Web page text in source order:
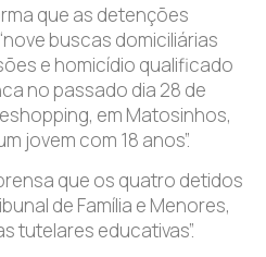
que as detenções
buscas domiciliárias
e homicídio qualificado
no passado dia 28 de
em Matosinhos,
jovem com 18 anos”.
que os quatro detidos
de Família e Menores,
tutelares educativas”.